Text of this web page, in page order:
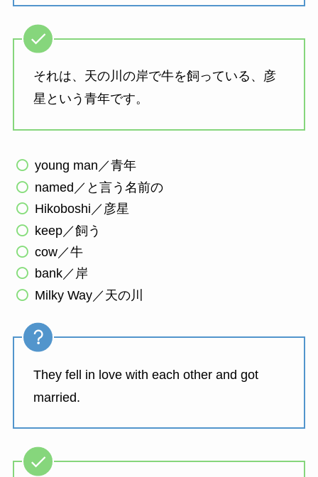
それは、天の川の岸で牛を飼っている、彦
星という青年です。
young man／青年
named／と言う名前の
Hikoboshi／彦星
keep／飼う
cow／牛
bank／岸
Milky Way／天の川
They fell in love with each other and got
married.